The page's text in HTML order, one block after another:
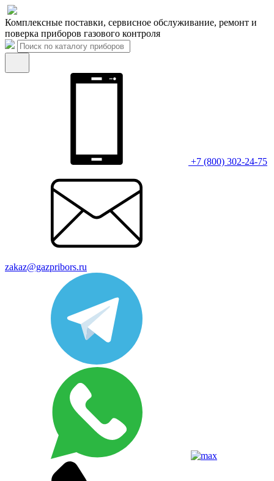
Комплексные поставки, сервисное обслуживание, ремонт и
поверка приборов газового контроля
+7 (800) 302-24-75
zakaz@gazpribors.ru